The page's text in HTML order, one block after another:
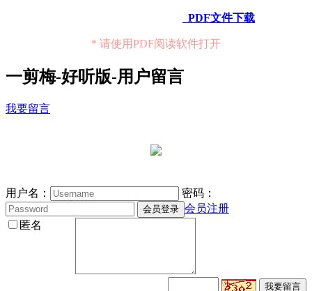
PDF文件下载
* 请使用PDF阅读软件打开
一剪梅-好听版-用户留言
我要留言
用户名：
密码：
会员注册
匿名